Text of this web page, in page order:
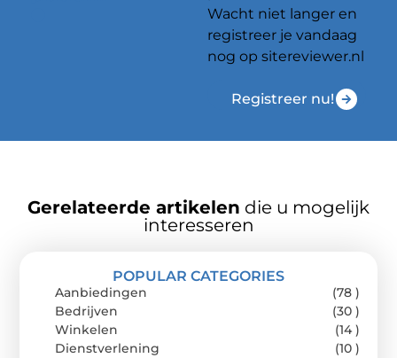
Wacht niet langer en
registreer je vandaag
nog op sitereviewer.nl
Registreer nu!
Gerelateerde artikelen die u mogelijk
interesseren
POPULAR CATEGORIES
Aanbiedingen
(78 )
Bedrijven
(30 )
Winkelen
(14 )
Dienstverlening
(10 )